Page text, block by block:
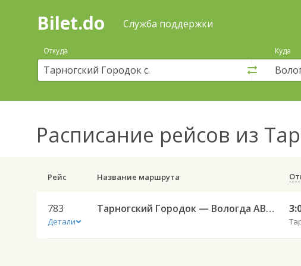
Поиск
покупка
билетов
автобус
онлайн
Bilet.do Служба поддержки
Откуда Куда
Расписание рейсов из
Рейс Название маршрута
783
Детали
Тарногский Городок — Вологда АВ 783